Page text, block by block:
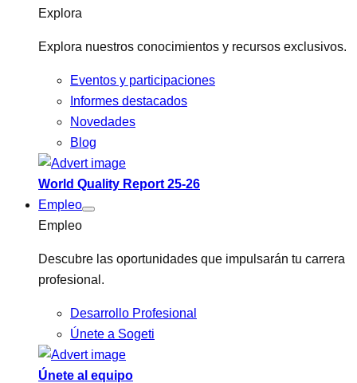
Explora
Explora nuestros conocimientos y recursos exclusivos.
Eventos y participaciones
Informes destacados
Novedades
Blog
World Quality Report 25-26
Empleo
Empleo
Descubre las oportunidades que impulsarán tu carrera
profesional.
Desarrollo Profesional
Únete a Sogeti
Únete al equipo